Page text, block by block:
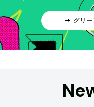
グリ